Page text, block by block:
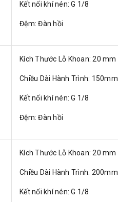
Kết nối khí nén: G 1/8
Đệm: Đàn hồi
Kích Thước Lỗ Khoan: 20 mm
Chiều Dài Hành Trình: 150mm
Kết nối khí nén: G 1/8
Đệm: Đàn hồi
Kích Thước Lỗ Khoan: 20 mm
Chiều Dài Hành Trình: 200mm
Kết nối khí nén: G 1/8